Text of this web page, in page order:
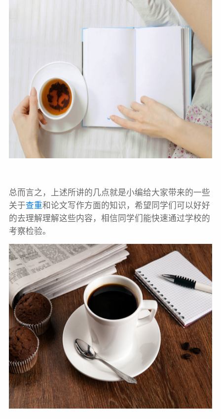
总而言之，上述所讲的几点就是小编给大家带来的一些
关于查重和论文写作方面的知识，希望同学们可以好好
的去理解理解这些内容，相信同学们能快速通过学校的
考察检验。